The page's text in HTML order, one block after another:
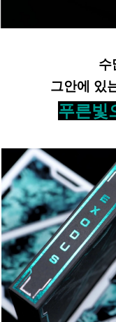
수
그안에 있
푸른빛